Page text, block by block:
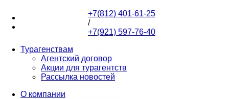
+7(812) 401-61-25
/
+7(921) 597-76-40
Турагенствам
Агентский договор
Акции для турагентств
Рассылка новостей
О компании